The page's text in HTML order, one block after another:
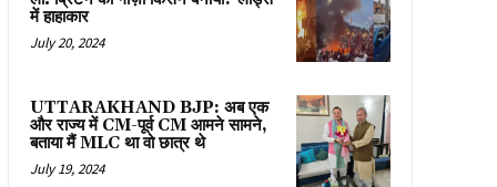
में हाहाकार
July 20, 2024
UTTARAKHAND BJP: अब एक
और राज्य में CM-पूर्व CM आमने सामने,
बताया मैं MLC था वो छात्र थे
July 19, 2024